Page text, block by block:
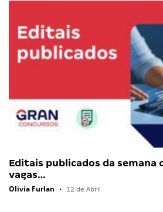
Editais publicados da semana
vagas…
Olivia Furlan • 12 de Abril